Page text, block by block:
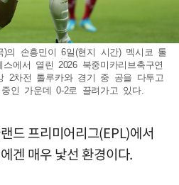
)의 손흥민이 6일(현지 시간) 멕시코 톨
에서 열린 2026 북중미카리브축구연
2차전 톨루카와 경기 중 공을 다투고
인 가운데 0-2로 끌려가고 있다.
드 프리미어리그(EPL)에서
겐 매우 낯선 환경이다.